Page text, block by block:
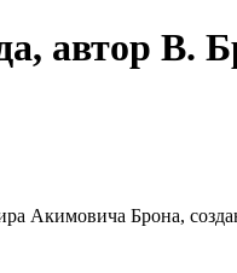
автор В.
Акимовича Брона,